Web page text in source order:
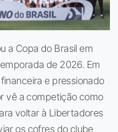
a Copa do Brasil em
de 2026. Em
e pressionado
vê a competição como
voltar à Libertadores
os cofres do clube